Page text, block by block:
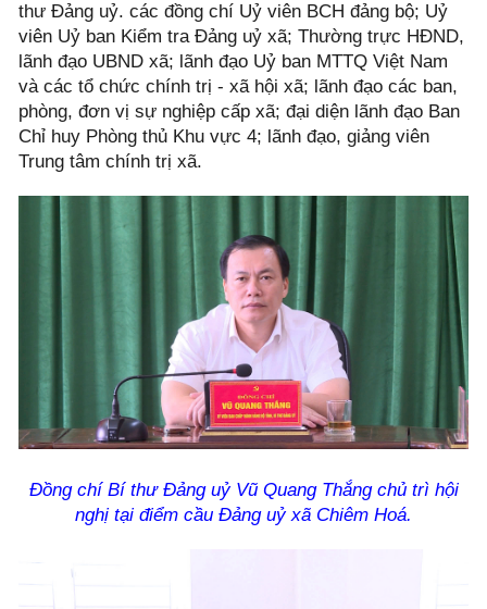
thư Đảng uỷ. các đồng chí Uỷ viên BCH đảng bộ; Uỷ
viên Uỷ ban Kiểm tra Đảng uỷ xã; Thường trực HĐND,
lãnh đạo UBND xã; lãnh đạo Uỷ ban MTTQ Việt Nam
và các tổ chức chính trị - xã hội xã; lãnh đạo các ban,
phòng, đơn vị sự nghiệp cấp xã; đại diện lãnh đạo Ban
Chỉ huy Phòng thủ Khu vực 4; lãnh đạo, giảng viên
Trung tâm chính trị xã.
Đồng chí Bí thư Đảng uỷ Vũ Quang Thắng chủ trì hội
nghị tại điểm cầu Đảng uỷ xã Chiêm Hoá.